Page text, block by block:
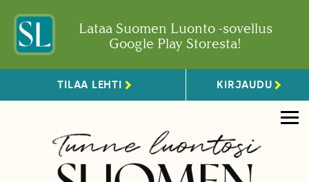
Lataa Suomen Luonto -sovellus
Google Play Storesta!
TILAA LEHTI KIRJAUDU